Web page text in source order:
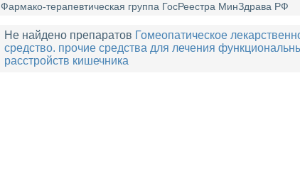
Фармако-терапевтическая группа ГосРеестра МинЗдрава РФ
Не найдено препаратов Гомеопатическое
средство. прочие средства для лечения
расстройств кишечника